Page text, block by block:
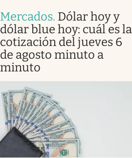
Mercados. Dólar hoy y
dólar blue hoy: cuál es la
cotización del jueves 6
de agosto minuto a
minuto